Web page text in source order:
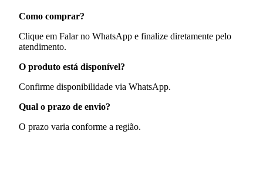
Como comprar?
Clique em Falar no WhatsApp e finalize diretamente pelo
atendimento.
O produto está disponível?
Confirme disponibilidade via WhatsApp.
Qual o prazo de envio?
O prazo varia conforme a região.